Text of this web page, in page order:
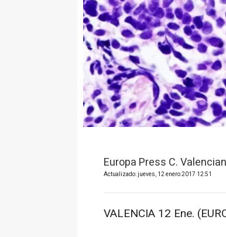
Europa Press C.
Actualizado: jueves, 12 enero 2017 12:51
VALENCIA 12 Ene.